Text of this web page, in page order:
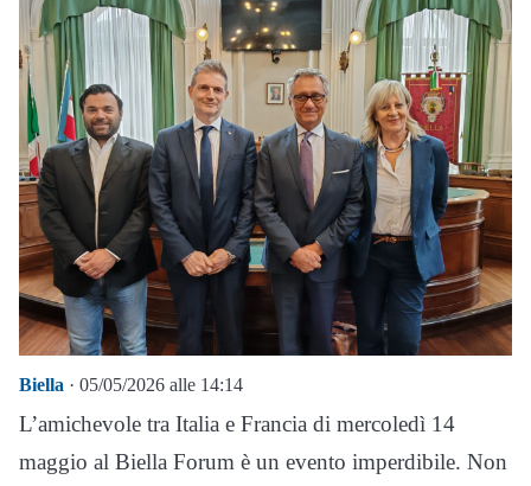
Biella · 05/05/2026 alle 14:14
L’amichevole tra Italia e Francia di mercoledì 14
maggio al Biella Forum è un evento imperdibile. Non